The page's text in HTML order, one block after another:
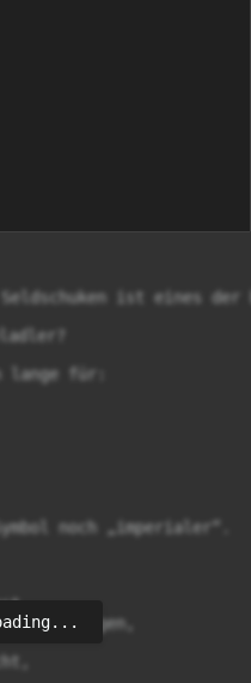
Seldschuken ist eines
lange für:
noch „imperialer“.
Richtungen,